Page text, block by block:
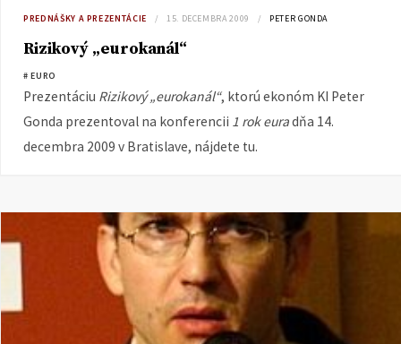
PREDNÁŠKY A PREZENTÁCIE 15. DECEMBRA 2009 PETER GONDA
Rizikový „eurokanál“
# EURO
Prezentáciu Rizikový „eurokanál“, ktorú ekonóm KI Peter
Gonda prezentoval na konferencii 1 rok euradňa 14.
decembra 2009 v Bratislave, nájdete tu.